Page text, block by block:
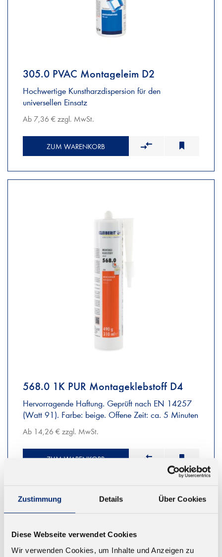
Zustimmung Details Über Cookies
Diese Webseite verwendet Cookies
Wir verwenden Cookies, um Inhalte und Anzeigen zu
305.0 PVAC Montageleim D2
Hochwertige Kunstharzdispersion für den
universellen Einsatz
Ab 7,36 € zzgl. MwSt.
ZUM WARENKORB
568.0 1K PUR Montageklebstoff D4
Hervorragende Haftung. Geprüft nach EN 14257
(Watt 91). Farbe: beige. Offene Zeit: ca. 5 Minuten
Ab 14,26 € zzgl. MwSt.
ZUM WARENKORB